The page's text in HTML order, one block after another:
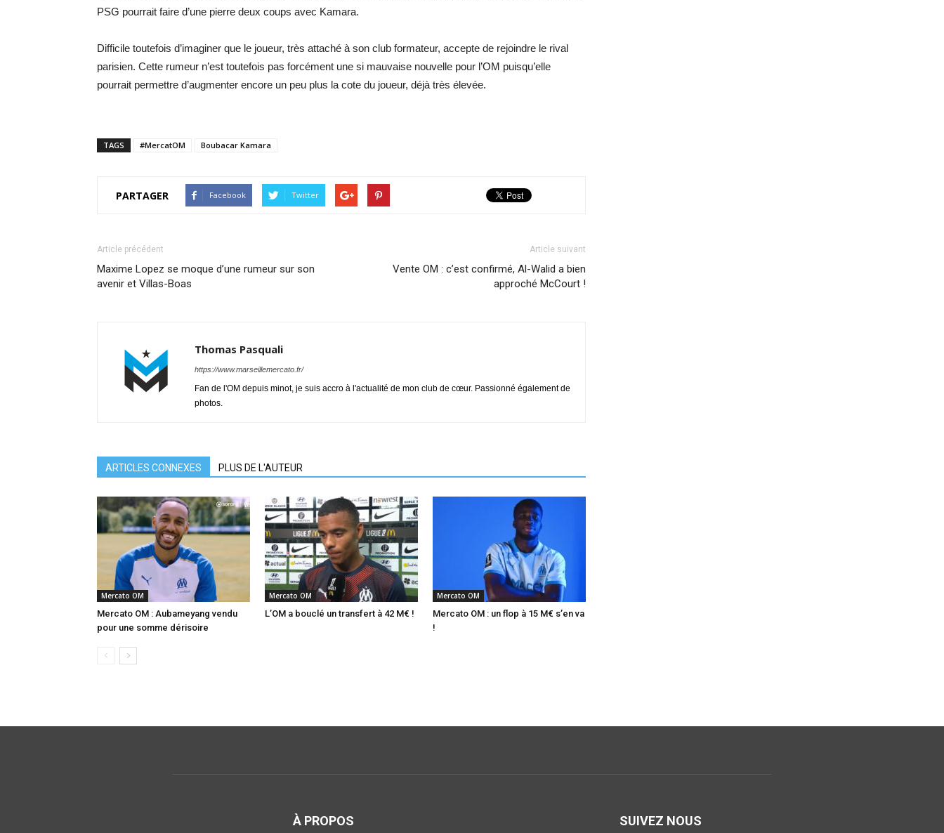
PSG pourrait faire d’une pierre deux coups avec Kamara.
Difficile toutefois d’imaginer que le joueur, très attaché à son club formateur, accepte de rejoindre le rival
parisien. Cette rumeur n’est toutefois pas forcément une si mauvaise nouvelle pour l’OM puisqu’elle
pourrait permettre d’augmenter encore un peu plus la cote du joueur, déjà très élevée.
TAGS #MercatOM Boubacar Kamara
PARTAGER Facebook Twitter
Article précédent
Maxime Lopez se moque d’une rumeur sur son
avenir et Villas-Boas
Article suivant
Vente OM : c’est confirmé, Al-Walid a bien
approché McCourt !
Thomas Pasquali
https://www.marseillemercato.fr/
Fan de l'OM depuis minot, je suis accro à l'actualité de mon club de cœur. Passionné également de
photos.
ARTICLES CONNEXES PLUS DE L'AUTEUR
Mercato OM
Mercato OM : Aubameyang vendu
pour une somme dérisoire
Mercato OM
L’OM a bouclé un transfert à 42 M€ !
Mercato OM
Mercato OM : un flop à 15 M€ s’en va
!
À PROPOS SUIVEZ NOUS